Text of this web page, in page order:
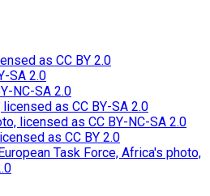
as CC BY 2.0
SA 2.0
NC-SA 2.0
as CC BY-SA 2.0
licensed as CC BY-NC-SA 2.0
as CC BY 2.0
Task Force, Africa's photo,